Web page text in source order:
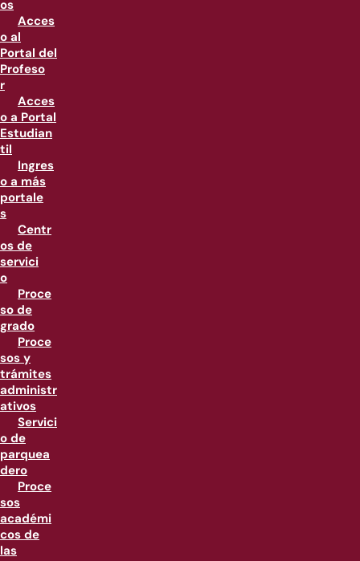
os
Acces
o al
Portal del
Profeso
r
Acces
o a Portal
Estudian
til
Ingres
o a más
portale
s
Centr
os de
servici
o
Proce
so de
grado
Proce
sos y
trámites
administr
ativos
Servici
o de
parquea
dero
Proce
sos
académi
cos de
las